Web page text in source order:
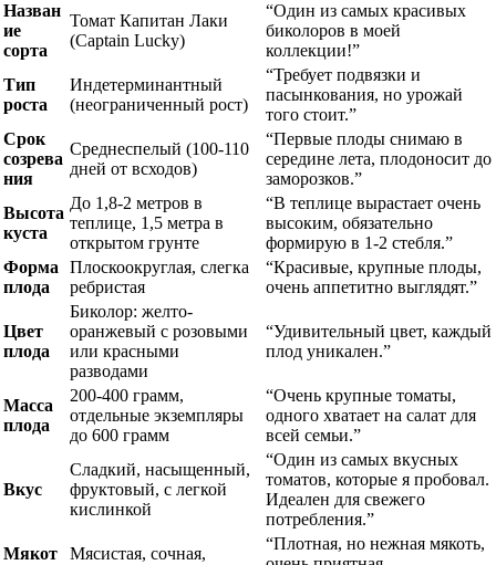
Назван
ие
сорта
Томат Капитан Лаки
(Captain Lucky)
“Один из самых красивых
биколоров в моей
коллекции!”
Тип
роста
Индетерминантный
(неограниченный рост)
“Требует подвязки и
пасынкования, но урожай
того стоит.”
Срок
созрева
ния
Среднеспелый (100-110
дней от всходов)
“Первые плоды снимаю в
середине лета, плодоносит до
заморозков.”
Высота
куста
До 1,8-2 метров в
теплице, 1,5 метра в
открытом грунте
“В теплице вырастает очень
высоким, обязательно
формирую в 1-2 стебля.”
Форма
плода
Плоскоокруглая, слегка
ребристая
“Красивые, крупные плоды,
очень аппетитно выглядят.”
Цвет
плода
Биколор: желто-
оранжевый с розовыми
или красными
разводами
“Удивительный цвет, каждый
плод уникален.”
Масса
плода
200-400 грамм,
отдельные экземпляры
до 600 грамм
“Очень крупные томаты,
одного хватает на салат для
всей семьи.”
Вкус
Сладкий, насыщенный,
фруктовый, с легкой
кислинкой
“Один из самых вкусных
томатов, которые я пробовал.
Идеален для свежего
потребления.”
Мякот
Мясистая, сочная,
“Плотная, но нежная мякоть,